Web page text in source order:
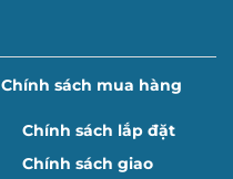
Chính sách mua hàng
Chính sách lắp đặt
Chính sách giao